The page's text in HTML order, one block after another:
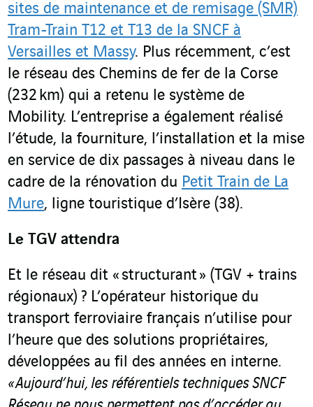
sites de maintenance et de remisage (SMR)
Tram-Train T12 et T13 de la SNCF à
Versailles et Massy. Plus récemment, c’est
le réseau des Chemins de fer de la Corse
(232 km) qui a retenu le système de
Mobility. L’entreprise a également réalisé
l’étude, la fourniture, l’installation et la mise
en service de dix passages à niveau dans le
cadre de la rénovation du Petit Train de La
Mure, ligne touristique d’Isère (38).
Le TGV attendra
Et le réseau dit « structurant » (TGV + trains
régionaux) ? L’opérateur historique du
transport ferroviaire français n’utilise pour
l’heure que des solutions propriétaires,
développées au fil des années en interne.
«Aujourd’hui, les référentiels techniques SNCF